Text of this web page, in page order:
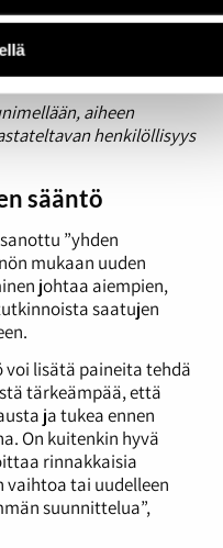
niin työt on tullut
Ansa naurahtaa.
hän summaa.
aiheen
henkilöllisyys
sääntö
”yhden
mukaan uuden
johtaa aiempien,
saatujen
voi lisätä paineita tehdä
tärkeämpää, että
ja tukea ennen
On kuitenkin hyvä
rinnakkaisia
vaihtoa tai uudelleen
suunnittelua”,